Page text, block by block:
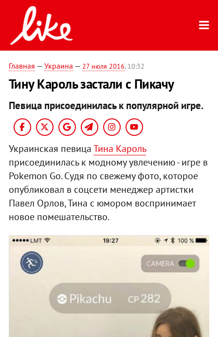
Главная — Украина — 27 июля 2016, 10:32
Тину Кароль застали с Пикачу
Певица присоединилась к популярной игре.
Украинская певицаТина Кароль
присоединилась к модному увлечению - игре в
Pokemon Go. Судя по свежему фото, которое
опубликовал в соцсети менеджер артистки
Павел Орлов, Тина с юмором воспринимает
новое помешательство.